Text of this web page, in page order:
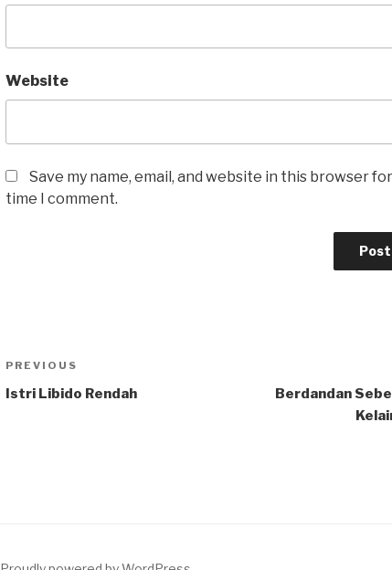
Website
Save my name, email, and website in this browser
time I comment.
Post
navigation
Previous
Post
PREVIOUS
Istri Libido Rendah
Berdandan